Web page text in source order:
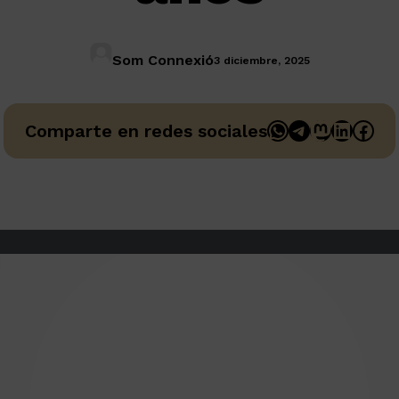
Som Connexió3 diciembre, 2025
Comparte en redes socialesWhatsApp
Telegram
Mastodon